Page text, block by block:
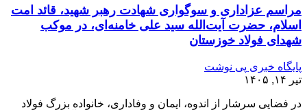
مراسم عزاداری و سوگواری شهادت رهبر شهید، قائد امت
اسلام، حضرت آیت‌الله سید علی خامنه‌ای، در موکب
شهدای فولاد خوزستان
پایگاه خبری پی نوشت
تیر ۱۴, ۱۴۰۵
در فضایی سرشار از اندوه، ایمان و وفاداری، خانواده بزرگ فولاد